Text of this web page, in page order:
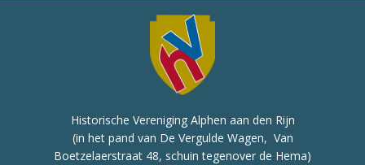
Historische Vereniging Alphen aan den Rijn
(in het pand van De Vergulde Wagen, Van
Boetzelaerstraat 48, schuin tegenover de Hema)